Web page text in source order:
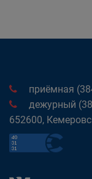
приёмная
дежурный
652600,